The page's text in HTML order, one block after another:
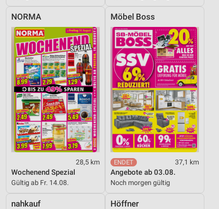
NORMA
28,5 km
Wochenend Spezial
Gültig ab Fr. 14.08.
Möbel Boss
37,1 km
Angebote ab 03.08.
Noch morgen gültig
nahkauf Höffner